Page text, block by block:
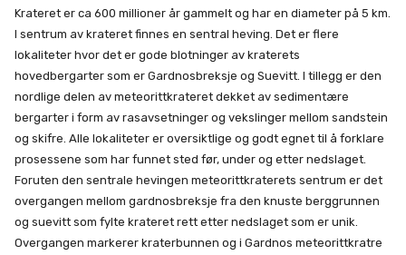
Krateret er ca 600 millioner år gammelt og har en diameter på 5 km.
I sentrum av krateret finnes en sentral heving. Det er flere
lokaliteter hvor det er gode blotninger av kraterets
hovedbergarter som er Gardnosbreksje og Suevitt. I tillegg er den
nordlige delen av meteorittkrateret dekket av sedimentære
bergarter i form av rasavsetninger og vekslinger mellom sandstein
og skifre. Alle lokaliteter er oversiktlige og godt egnet til å forklare
prosessene som har funnet sted før, under og etter nedslaget.
Foruten den sentrale hevingen meteorittkraterets sentrum er det
overgangen mellom gardnosbreksje fra den knuste berggrunnen
og suevitt som fylte krateret rett etter nedslaget som er unik.
Overgangen markerer kraterbunnen og i Gardnos meteorittkratre